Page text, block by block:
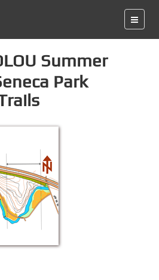
Summer
Park